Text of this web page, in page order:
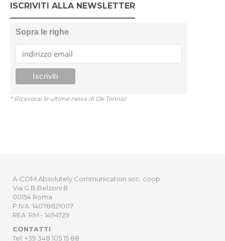
ISCRIVITI ALLA NEWSLETTER
Sopra le righe
* Riceverai le ultime news di Ok Tennis!
A-COM Absolutely Communication soc. coop.
Via G.B.Belzoni 8
00154 Roma
P.IVA: 14078821007
REA: RM - 1494729
CONTATTI
Tel: +39 348 105 15 88